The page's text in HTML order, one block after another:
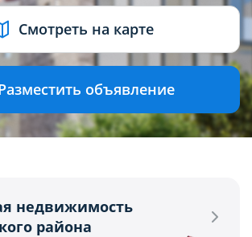
Смотреть на карте
объявление
недвижимость
района